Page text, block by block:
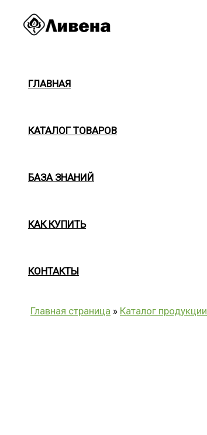
Перейти
ГЛАВНАЯ
КАТАЛОГ ТОВАРОВ
БАЗА ЗНАНИЙ
КАК КУПИТЬ
КОНТАКТЫ
Главная страница » Каталог продукции